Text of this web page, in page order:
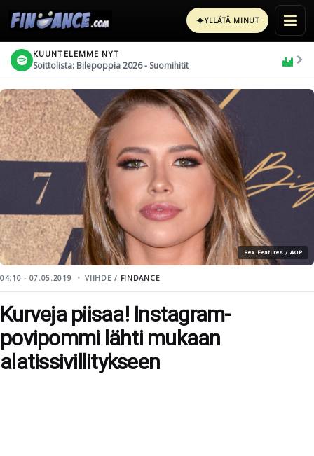
✦YLLÄTÄ MINUT
KUUNTELEMME NYT
Soittolista: Bilepoppia 2026 - Suomihitit
Rex Features / AOP
04:10 - 07.05.2019 VIIHDE / FINDANCE
Kurveja piisaa! Instagram-
povipommi lähti mukaan
alatissivillitykseen